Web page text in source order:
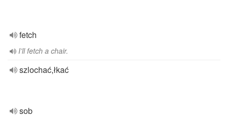
fetch
I’ll fetch a chair.
szlochać,łkać
sob